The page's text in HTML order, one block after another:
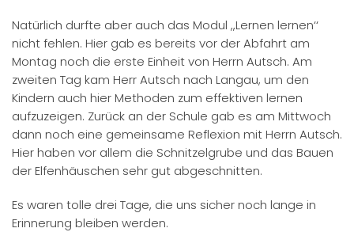
Natürlich durfte aber auch das Modul ,,Lernen lernen‘‘
nicht fehlen. Hier gab es bereits vor der Abfahrt am
Montag noch die erste Einheit von Herrn Autsch. Am
zweiten Tag kam Herr Autsch nach Langau, um den
Kindern auch hier Methoden zum effektiven lernen
aufzuzeigen. Zurück an der Schule gab es am Mittwoch
dann noch eine gemeinsame Reflexion mit Herrn Autsch.
Hier haben vor allem die Schnitzelgrube und das Bauen
der Elfenhäuschen sehr gut abgeschnitten.
Es waren tolle drei Tage, die uns sicher noch lange in
Erinnerung bleiben werden.